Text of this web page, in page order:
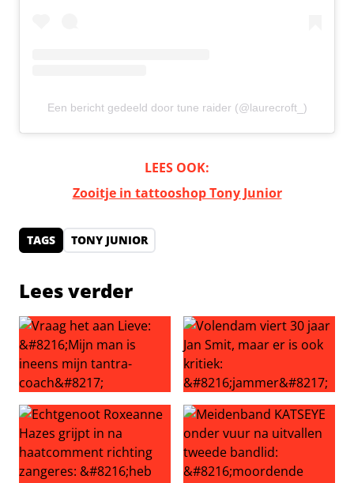
Een bericht gedeeld door tune raider (@laurecroft_)
LEES OOK:
Zooitje in tattooshop Tony Junior
TAGS TONY JUNIOR
Lees verder
Vraag het aan Lieve: ‘Mijn man is ineens mijn tantra-
Volendam viert 30 jaar Jan